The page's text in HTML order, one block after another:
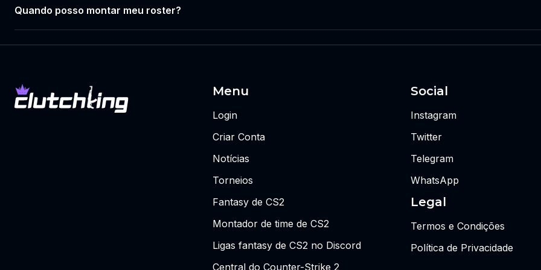
Quando posso montar meu roster?
Menu
Login
Criar Conta
Notícias
Torneios
Fantasy de CS2
Montador de time de CS2
Ligas fantasy de CS2 no Discord
Central do Counter-Strike 2
Social
Instagram
Twitter
Telegram
WhatsApp
Legal
Termos e Condições
Política de Privacidade